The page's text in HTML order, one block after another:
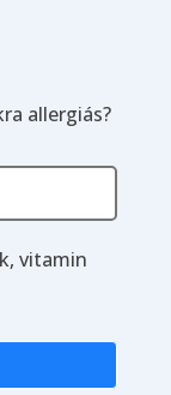
allergiás?
vitamin